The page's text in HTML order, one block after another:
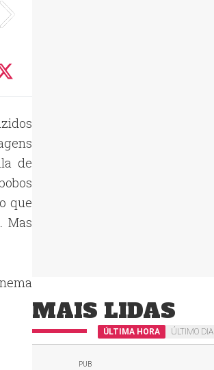
de
que
Mas
MAIS LIDAS
ÚLTIMA HORA ÚLTIMO DIA